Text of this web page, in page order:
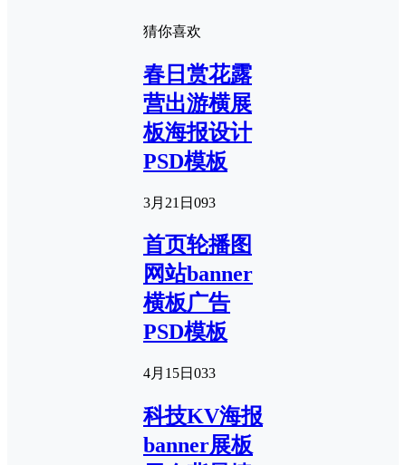
猜你喜欢
春日赏花露
营出游横展
板海报设计
PSD模板
3月21日 093
首页轮播图
网站banner
横板广告
PSD模板
4月15日 033
科技KV海报
banner展板